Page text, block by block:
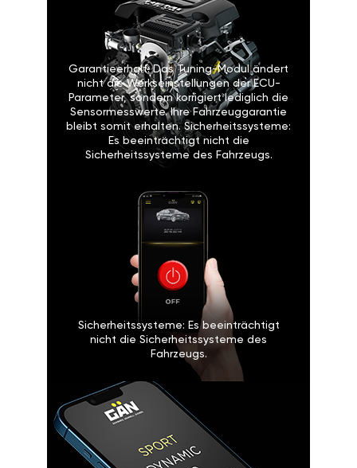
Garantieerhalt: Das Tuning-Modul ändert
nicht die Werkseinstellungen der ECU-
Parameter, sondern korrigiert lediglich die
Sensormesswerte. Ihre Fahrzeuggarantie
bleibt somit erhalten. Sicherheitssysteme:
Es beeinträchtigt nicht die
Sicherheitssysteme des Fahrzeugs.
Sicherheitssysteme: Es beeinträchtigt
nicht die Sicherheitssysteme des
Fahrzeugs.